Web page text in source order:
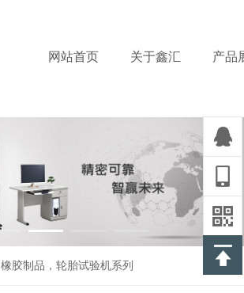
网站首页 关于鑫汇 产品
橡胶制品，轮胎试验机系列